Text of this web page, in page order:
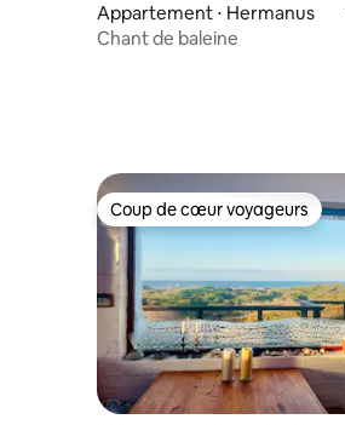
Appartement ⋅ Hermanus
Chant de baleine
Coup de cœur voyageurs
Coup de cœur voyageurs